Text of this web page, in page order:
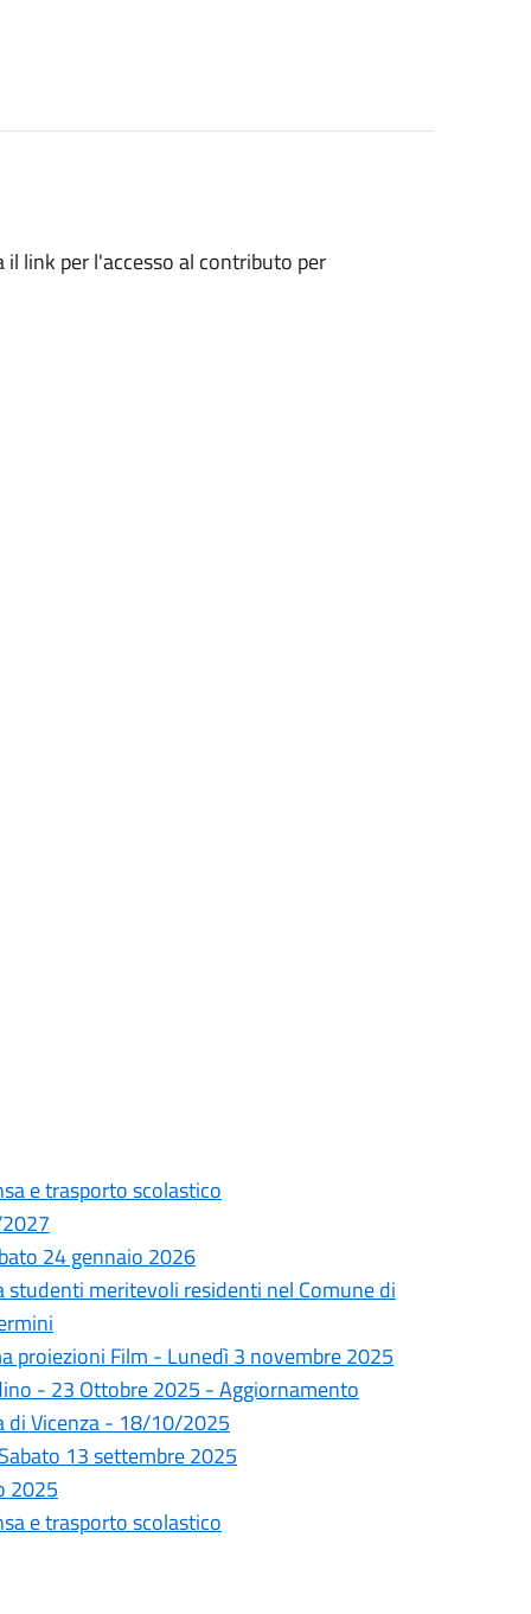
link per l'accesso al contributo per
e trasporto scolastico
24 gennaio 2026
meritevoli residenti nel Comune di
proiezioni Film - Lunedì 3 novembre 2025
- 23 Ottobre 2025 - Aggiornamento
di Vicenza - 18/10/2025
13 settembre 2025
2025
e trasporto scolastico